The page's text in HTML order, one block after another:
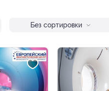
Без сортировки